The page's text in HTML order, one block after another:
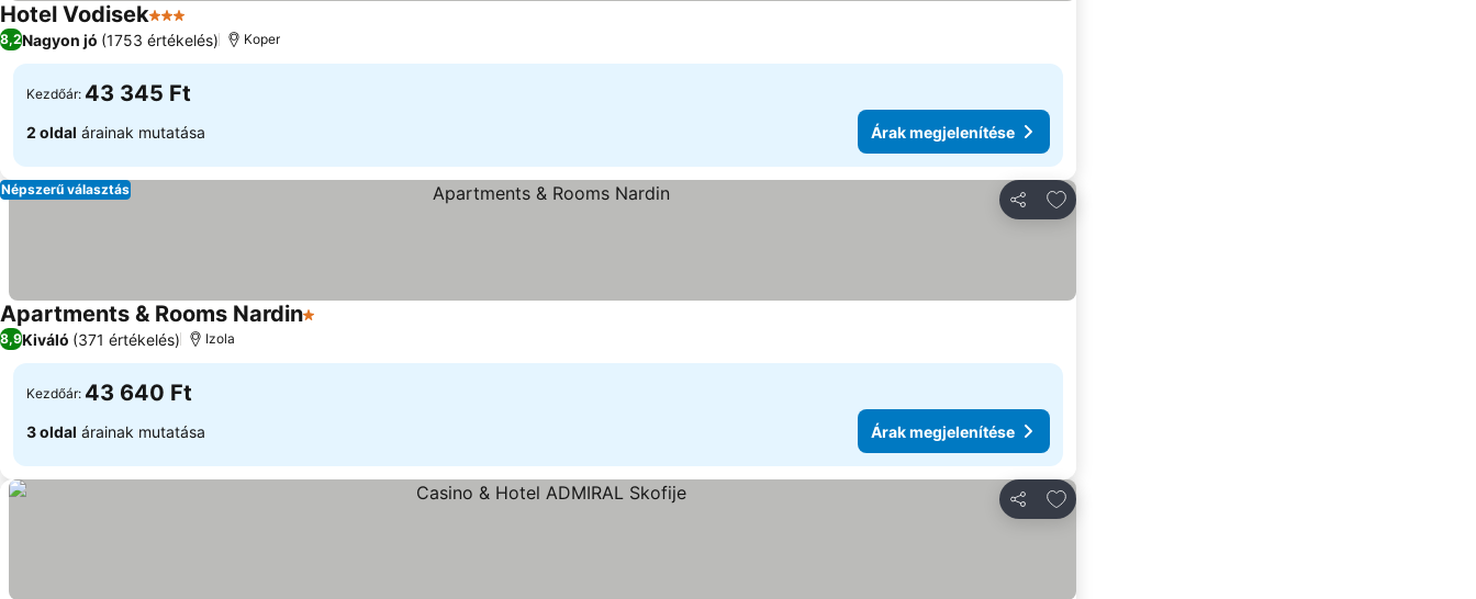
Hotel Vodisek3 Kategória
8,2Nagyon jó (1753 értékelés) Koper
Kezdőár: 43 345 Ft
2 oldal árainak mutatása Árak megjelenítése
Megosztás
Hozzáadás a kedvencekhez
Népszerű választás
Apartments & Rooms Nardin1 Kategória
8,9Kiváló (371 értékelés) Izola
Kezdőár: 43 640 Ft
3 oldal árainak mutatása Árak megjelenítése
Megosztás
Hozzáadás a kedvencekhez